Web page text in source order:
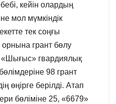
кейін олардың
мол мүмкіндік
тек соңғы
грант бөлу
гвардиялық
98 грант
өңірге берілді. Атап
бөліміне 25, «6679»